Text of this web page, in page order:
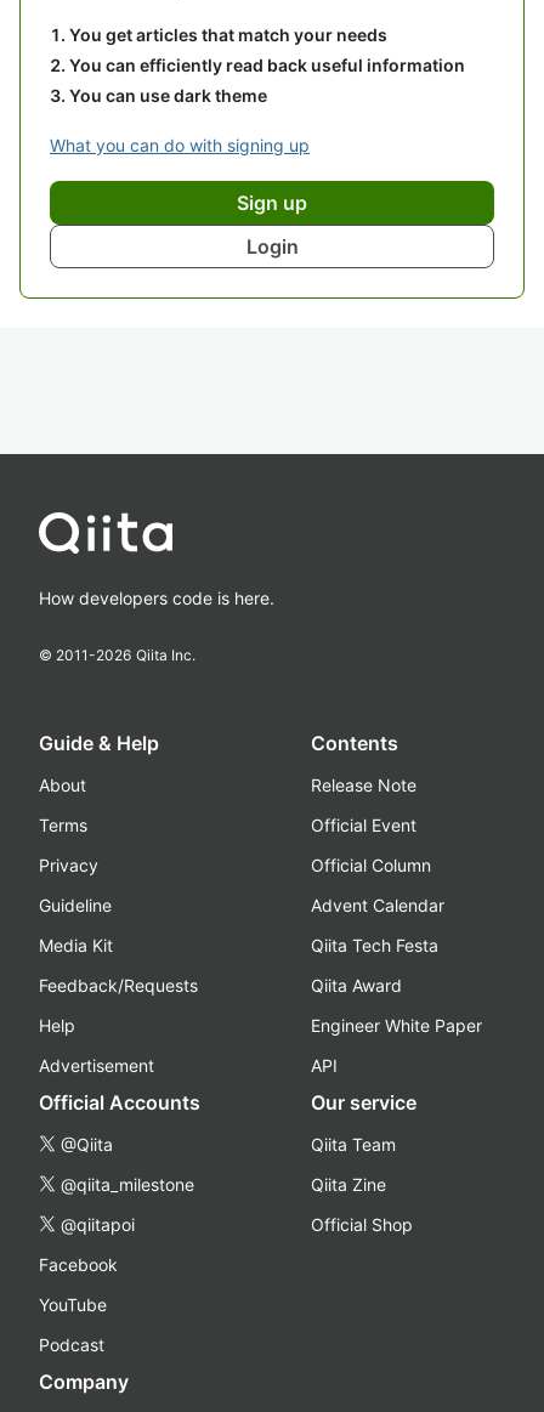
You get articles that match your needs
You can efficiently read back useful information
You can use dark theme
What you can do with signing up
Sign up
Login
How developers code is here.
© 2011-2026 Qiita Inc.
Guide & Help
About
Terms
Privacy
Guideline
Media Kit
Feedback/Requests
Help
Advertisement
Contents
Release Note
Official Event
Official Column
Advent Calendar
Qiita Tech Festa
Qiita Award
Engineer White Paper
API
Official Accounts
@Qiita
@qiita_milestone
@qiitapoi
Facebook
YouTube
Podcast
Our service
Qiita Team
Qiita Zine
Official Shop
Company